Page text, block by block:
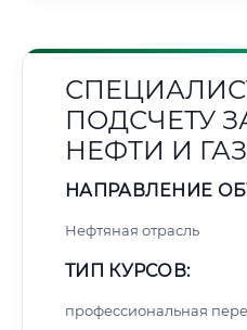
ПОДСЧЕТУ
НЕФТИ И
НАПРАВЛЕНИЕ
Нефтяная отрасль
ТИП КУРСОВ:
профессиональная